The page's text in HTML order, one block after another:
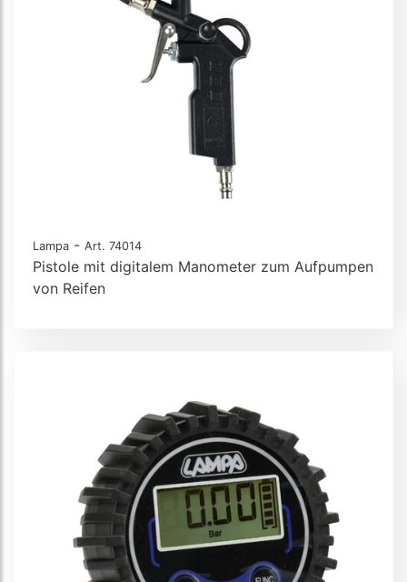
Lampa - Art. 74014
Pistole mit digitalem Manometer zum Aufpumpen
von Reifen